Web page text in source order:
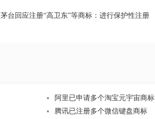
茅台回应注册“高卫东”等商标：进行保护性注册
阿里已申请多个淘宝元宇宙商标
腾讯已注册多个微信键盘商标